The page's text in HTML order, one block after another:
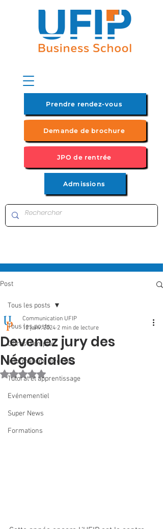
Prendre rendez-vous
Demande de brochure
JPO de rentrée
Admissions
Post
Tous les posts
Offres d'emploi
Informations diverses
Tutorat et apprentissage
Evénementiel
Super News
Formations
Tous les posts
Devenez jury des
Négociales
Communication UFIP
12 janv. 2024 2 min de lecture
Noté NaN étoiles sur 5.